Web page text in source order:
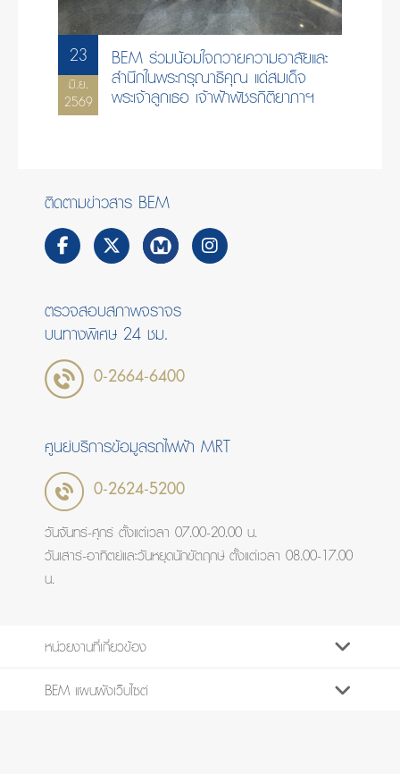
23
มิ.ย.
2569
BEM ร่วมน้อมใจถวายความอาลัยและ
สำนึกในพระกรุณาธิคุณ แด่สมเด็จ
พระเจ้าลูกเธอ เจ้าฟ้าพัชรกิติยาภาฯ
ติดตามข่าวสาร BEM
ตรวจสอบสภาพจราจร
บนทางพิเศษ 24 ชม.
0-2664-6400
ศูนย์บริการข้อมูลรถไฟฟ้า MRT
0-2624-5200
วันจันทร์-ศุกร์ ตั้งแต่เวลา 07.00-20.00 น.
วันเสาร์-อาทิตย์และวันหยุดนักขัตฤกษ์ ตั้งแต่เวลา 08.00-17.00
น.
หน่วยงานที่เกี่ยวข้อง
BEM แผนผังเว็บไซต์